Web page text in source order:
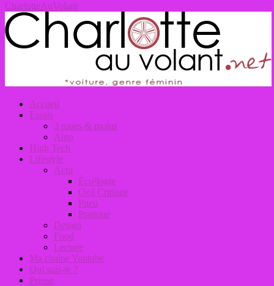
CharlotteAuVolant
Accueil
Essais
3 roues & moins
Auto
High Tech
Lifestyle
Actu
Éco²logie
Oeil Critique
Pneu
Pratique
Design
Food
Lecture
Ma chaîne Youtube
Qui suis-je ?
Presse